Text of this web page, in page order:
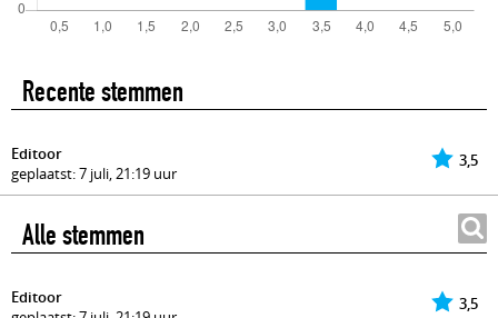
Recente stemmen
3,5
Editoor
geplaatst: 7 juli, 21:19 uur
Alle stemmen
3,5
Editoor